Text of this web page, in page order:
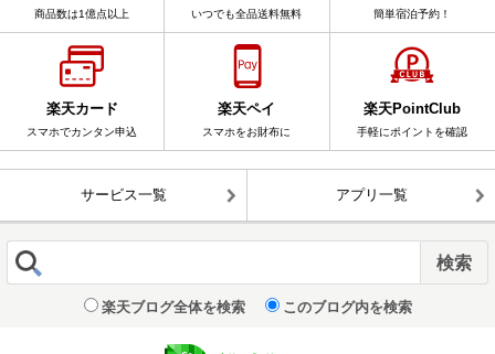
商品数は1億点以上 いつでも全品送料無料 簡単宿泊予約！
楽天カード
スマホでカンタン申込
楽天ペイ
スマホをお財布に
楽天PointClub
手軽にポイントを確認
サービス一覧 アプリ一覧
楽天ブログ全体を検索 このブログ内を検索